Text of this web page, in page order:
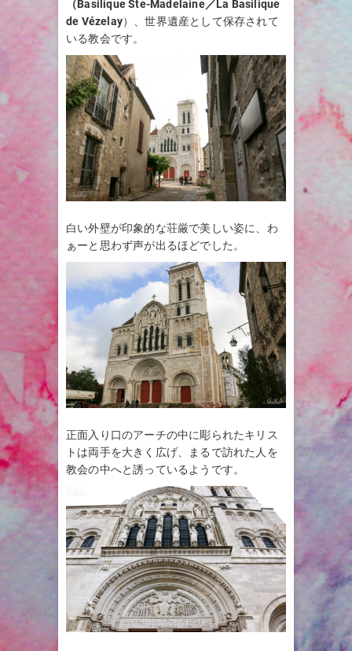
（Basilique Ste-Madelaine／La Basilique
de Vézelay）、世界遺産として保存されて
いる教会です。
白い外壁が印象的な荘厳で美しい姿に、わ
ぁーと思わず声が出るほどでした。
正面入り口のアーチの中に彫られたキリス
トは両手を大きく広げ、まるで訪れた人を
教会の中へと誘っているようです。